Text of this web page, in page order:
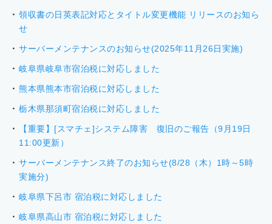
領収書の日英表記対応とタイトル変更機能 リリースのお知ら
せ
サーバーメンテナンスのお知らせ(2025年11月26日実施)
岐阜県岐阜市宿泊税に対応しました
熊本県熊本市宿泊税に対応しました
栃木県那須町宿泊税に対応しました
【重要】[スマチェ]システム障害 復旧のご報告（9月19日
11:00更新）
サーバーメンテナンス終了のお知らせ(8/28（木）1時～5時
実施分)
岐阜県下呂市 宿泊税に対応しました
岐阜県高山市 宿泊税に対応しました